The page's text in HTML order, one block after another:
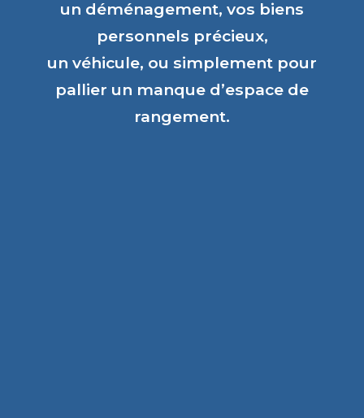
un déménagement, vos biens
personnels précieux,
un véhicule, ou simplement pour
pallier un manque d’espace de
rangement.